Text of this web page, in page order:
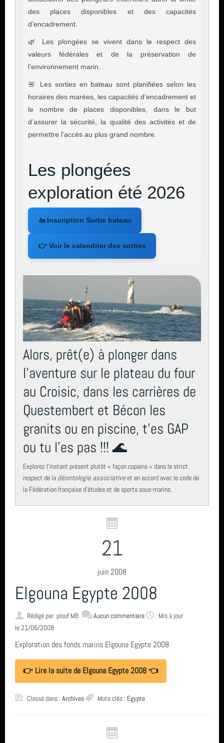
des places disponibles et des capacités
d’encadrement.
🌿 Les plongées se vivent dans le respect des
valeurs fédérales et de la préservation de
l’environnement marin.
🚨 Les sorties en bateau sont planifiées selon les
horaires des marées, les capacités d’encadrement et
le nombre de places disponibles, dans le but
d’assurer la sécurité, la qualité des activités et de
permettre l’accès au plus grand nombre.
Les plongées
exploration été 2026
🚤 Inscription Sortie bateau
👉 Voir le calendrier des sorties
Alors, prêt(e) à plonger dans
l’aventure sur le plateau du four
au Croisic, dans les carrières de
Questembert et Bécon les
granits ou en piscine, t’es GAP
ou tu l’es pas !!! 🌊
Explorez l’instant présent plutôt « façon copains » dans le strict
respect de la déontologie associativeet en accord avec le code de
la Fédération française d'études et de sports sous-marins.
21
juin 2008
Elgouna Egypte 2008
Rédigé parplouf MB Aucun commentaire
Mis à jour
le 21/06/2008
Exploration des fonds marins Elgouna Egypte 2008
👉 Lire la suite de Elgouna Egypte 2008 👈
Classé dans :Archives Mots clés : Egypte